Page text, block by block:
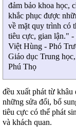
đảm bảo khoa học,
khắc phục được
về mặt quy trình có
tiêu cực, gian lận."
Việt Hùng - Phó
Giáo dục Trung
Phú Thọ
đều xuất phát từ
những sửa đổi, bổ
tiêu cực có thể phát
và khách quan.